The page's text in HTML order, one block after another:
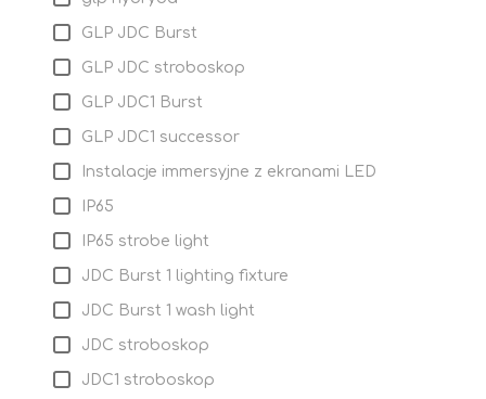
GLP JDC Burst
GLP JDC stroboskop
GLP JDC1 Burst
GLP JDC1 successor
Instalacje immersyjne z ekranami LED
IP65
IP65 strobe light
JDC Burst 1 lighting fixture
JDC Burst 1 wash light
JDC stroboskop
JDC1 stroboskop